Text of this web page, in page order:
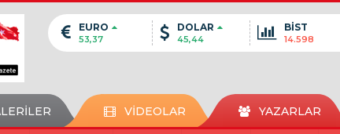
EURO
53,37
DOLAR
45,44
BİST
14.598
VİDEOLAR YAZARLAR